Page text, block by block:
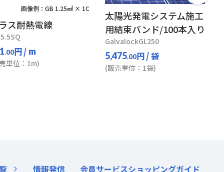
画像例：GB 1.25㎟ × 1C
ス耐熱電線
.00円/ m
単位：1m)
太陽光発電システム施工
用結束バンド/100本入り
GalvalockGL250
5,475.00円/ 袋
(販売単位：1袋)
情報発信 会員サービスショッピングガイド